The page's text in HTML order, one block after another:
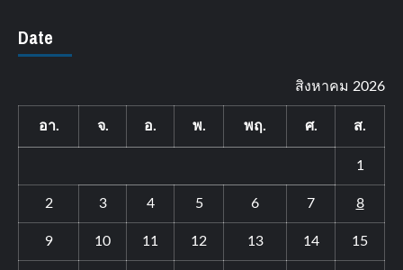
Date
สิงหาคม 2026
อา. จ. อ. พ. พฤ. ศ. ส.
1
2 3 4 5 6 7 8
9 10 11 12 13 14 15